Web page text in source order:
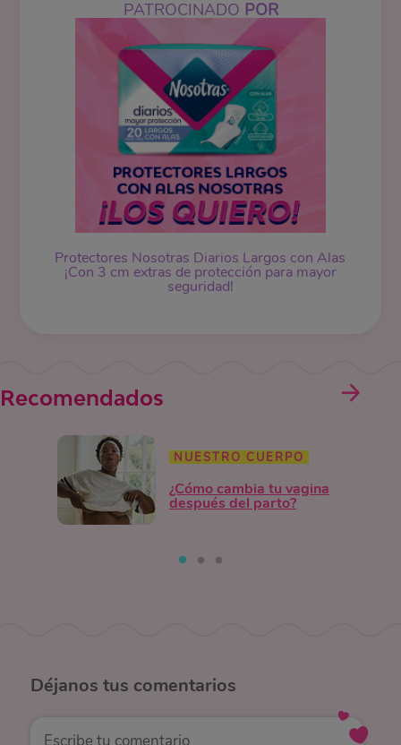
PATROCINADO POR
Protectores Nosotras Diarios Largos con Alas
¡Con 3 cm extras de protección para mayor
seguridad!
Recomendados
NUESTRO CUERPO
¿Cómo cambia tu vagina
después del parto?
Déjanos tus comentarios